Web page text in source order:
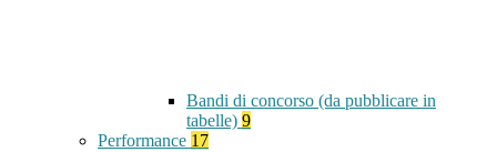
Bandi di concorso (da pubblicare in
tabelle) 9
Performance 17